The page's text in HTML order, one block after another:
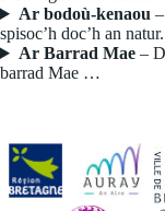
Ar bodoù-kenaou
spisoc’h doc’h an natur.
Ar Barrad Mae –
barrad Mae …